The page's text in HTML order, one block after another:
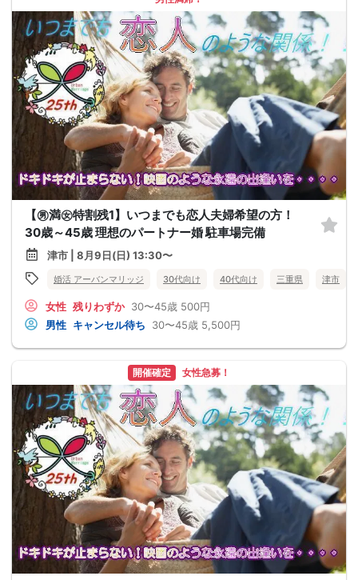
【㊚満㊛特割残1】いつまでも恋人夫婦希望の方！
30歳～45歳 理想のパートナー婚 駐車場完備
津市 | 8月9日(日) 13:30〜
婚活 アーバンマリッジ 30代向け 40代向け 三重県 津市
女性 残りわずか 30〜45歳 500円
男性 キャンセル待ち 30〜45歳 5,500円
開催確定 女性急募！